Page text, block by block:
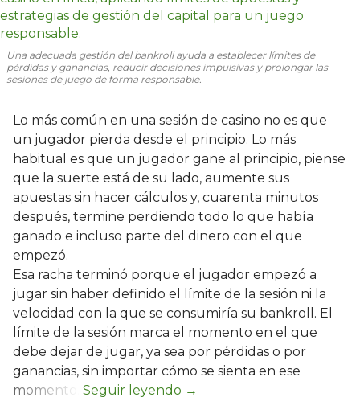
Una adecuada gestión del bankroll ayuda a establecer límites de
pérdidas y ganancias, reducir decisiones impulsivas y prolongar las
sesiones de juego de forma responsable.
Lo más común en una sesión de casino no es que
un jugador pierda desde el principio. Lo más
habitual es que un jugador gane al principio, piense
que la suerte está de su lado, aumente sus
apuestas sin hacer cálculos y, cuarenta minutos
después, termine perdiendo todo lo que había
ganado e incluso parte del dinero con el que
empezó.
Esa racha terminó porque el jugador empezó a
jugar sin haber definido el límite de la sesión ni la
velocidad con la que se consumiría su bankroll. El
límite de la sesión marca el momento en el que
debe dejar de jugar, ya sea por pérdidas o por
ganancias, sin importar cómo se sienta en ese
momento.